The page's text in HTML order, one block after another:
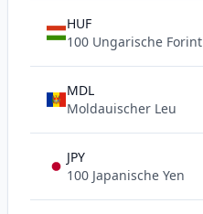
HUF
100 Ungarische Forint
MDL
Moldauischer Leu
JPY
100 Japanische Yen